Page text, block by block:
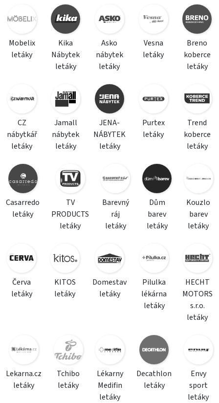
Mobelix
letáky
Kika
Nábytek
letáky
Asko
nábytek
letáky
Vesna
letáky
Breno
koberce
letáky
CZ
nábytkář
letáky
Jamall
nábytek
letáky
JENA-
NÁBYTEK
letáky
Purtex
letáky
Trend
koberce
letáky
Casarredo
letáky
TV
PRODUCTS
letáky
Barevný
ráj
letáky
Dům
barev
letáky
Kouzlo
barev
letáky
Červa
letáky
KITOS
letáky
Domestav
letáky
Pilulka
lékárna
letáky
HECHT
MOTORS
s.r.o.
letáky
Lekarna.cz
letáky
Tchibo
letáky
Lékarny
Medifin
letáky
Decathlon
letáky
Envy
sport
letáky